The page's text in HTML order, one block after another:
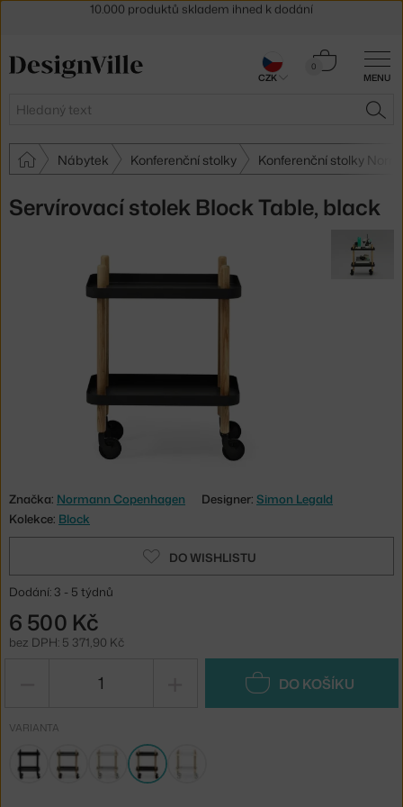
MENU
Hledat
0
Košík
Nábytek Konferenční stolky Konferenční stolky
Servírovací stolek Block Table, black
Značka: Normann Copenhagen Designer: Simon Legald
Kolekce: Block
DO WISHLISTU
Dodání: 3 - 5 týdnů
6 500 Kč
bez DPH: 5 371,90 Kč
DO KOŠÍKU
VARIANTA
30 dní na vrácení zboží
CZK